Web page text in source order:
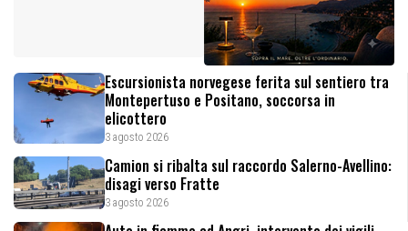
Escursionista norvegese ferita sul sentiero tra
Montepertuso e Positano, soccorsa in
elicottero
3 agosto 2026
Camion si ribalta sul raccordo Salerno-Avellino:
disagi verso Fratte
3 agosto 2026